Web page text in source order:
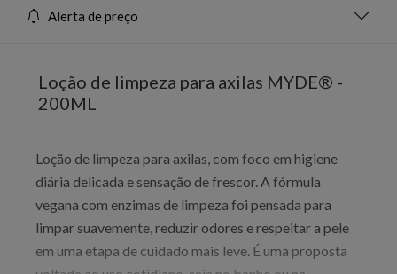
Alerta de preço
Loção de limpeza para axilas MYDE® -
200ML
Loção de limpeza para axilas, com foco em higiene
diária delicada e sensação de frescor. A fórmula
vegana com enzimas de limpeza foi pensada para
limpar suavemente, reduzir odores e respeitar a pele
em uma etapa de cuidado mais leve. É uma proposta